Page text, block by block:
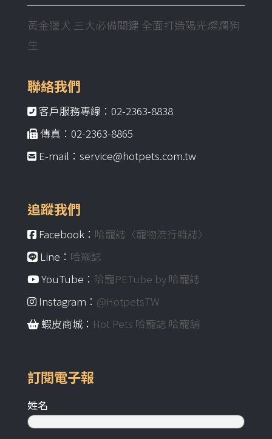
黃金獵犬 三大必備關鍵 全面打造陽光燦爛狗
生
聯絡我們
客戶服務專線：02-2363-8838
傳真：02-2363-8865
E-mail：service@hotpets.com.tw
追蹤我們
Facebook： 哈寵誌〈寵物流行雜誌〉
Line： 哈寵誌
YouTube： 哈寵PETube by 哈寵誌
Instagram： @HotpetsTW
蝦皮商城： Hot Pets 哈寵誌 哈寵舖
訂閱電子報
姓名